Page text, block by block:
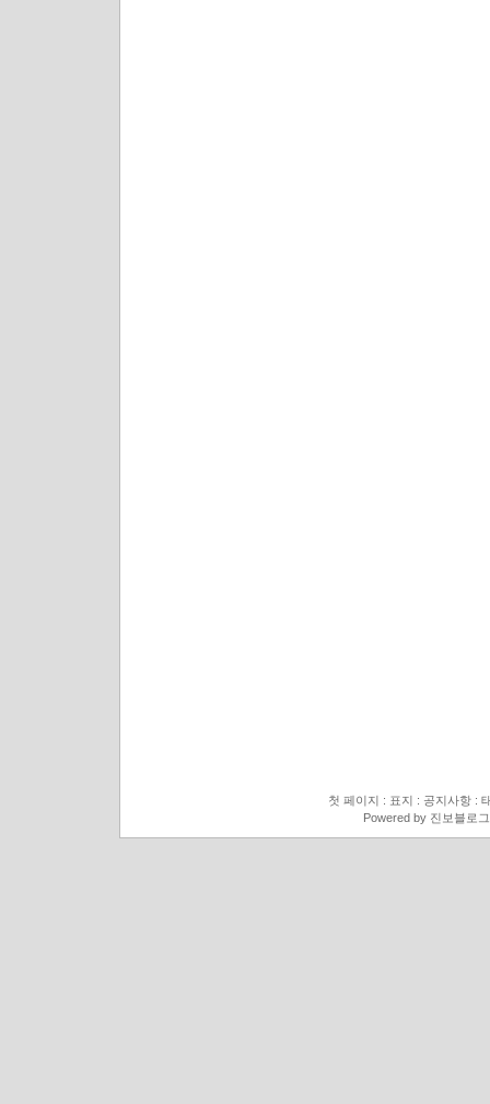
첫 페이지 : 표지 : 공지사항 :
Powered by 진보블로그